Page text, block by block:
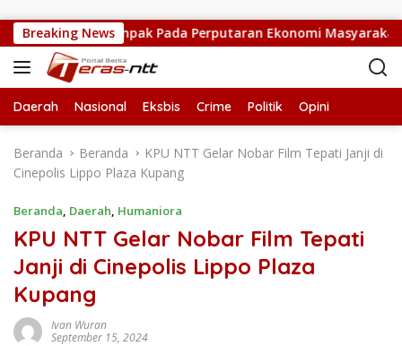
Breaking News
Berdampak Pada Perputaran Ekonomi Masyarakat
Daerah Nasional Eksbis Crime Politik Opini
Beranda Beranda
KPU NTT Gelar Nobar Film Tepati Janji di
Cinepolis Lippo Plaza Kupang
Beranda, Daerah, Humaniora
KPU NTT Gelar Nobar Film Tepati
Janji di Cinepolis Lippo Plaza
Kupang
Ivan Wuran
September 15, 2024